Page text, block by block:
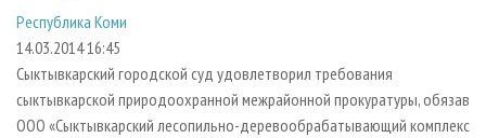
СУШКА ДРЕВЕСИНЫ
ПРОИЗВОДСТВО ДРЕВЕСНЫХ ПЛИТ
ДЕРЕВЯННОЕ ДОМОСТРОЕНИЕ
ПРОИЗВОДСТВО МЕБЕЛИ
ПЕРСОНЫ
МОБИЛЬНЫЕ ВЫСТАВКИ
ОФИЦИАЛЬНЫЕ ДЕЛЕГАЦИИ
ПРИОРИТЕТНЫЕ ИНВЕСТПРОЕКТЫ
КОНТАКТЫ
РЕКЛАМА
РЕКЛАМА НА САЙТЕ
Республика Коми
14.03.2014 16:45
Сыктывкарский городской суд удовлетворил требования
сыктывкарской природоохранной межрайонной прокуратуры, обязав
ООО «Сыктывкарский лесопильно-деревообрабатывающий комплекс